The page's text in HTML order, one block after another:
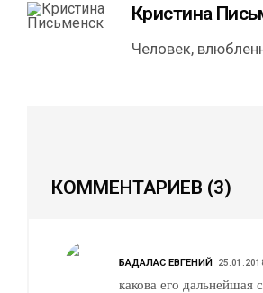
Кристина
Человек,
КОММЕНТАРИЕВ (3)
БАДАЛАС ЕВГЕНИЙ
какова его дальнейшая